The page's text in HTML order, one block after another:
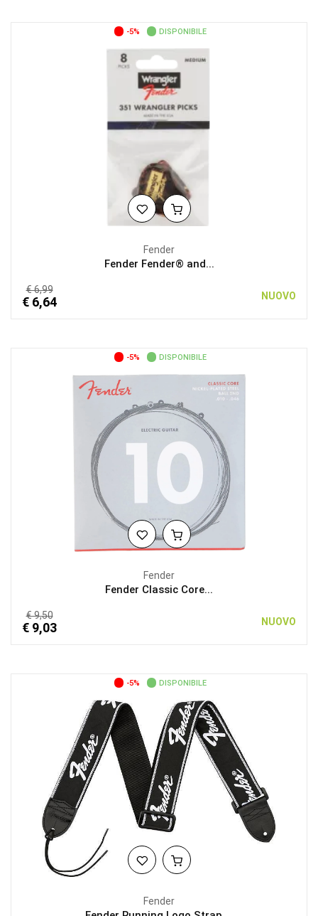
-5% DISPONIBILE
Fender
Fender Fender® and...
€ 6,99
€ 6,64 NUOVO
-5% DISPONIBILE
Fender
Fender Classic Core...
€ 9,50
€ 9,03 NUOVO
-5% DISPONIBILE
Fender